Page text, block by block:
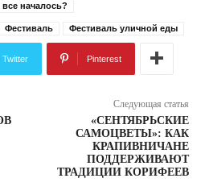
все началось?
Фестиваль Фестиваль уличной еды
Twitter Pinterest
Следующая статья
«СЕНТЯБРЬСКИЕ
САМОЦВЕТЫ»: КАК
КРАПИВНИЧАНЕ
ПОДДЕРЖИВАЮТ
ТРАДИЦИИ КОРИФЕЕВ